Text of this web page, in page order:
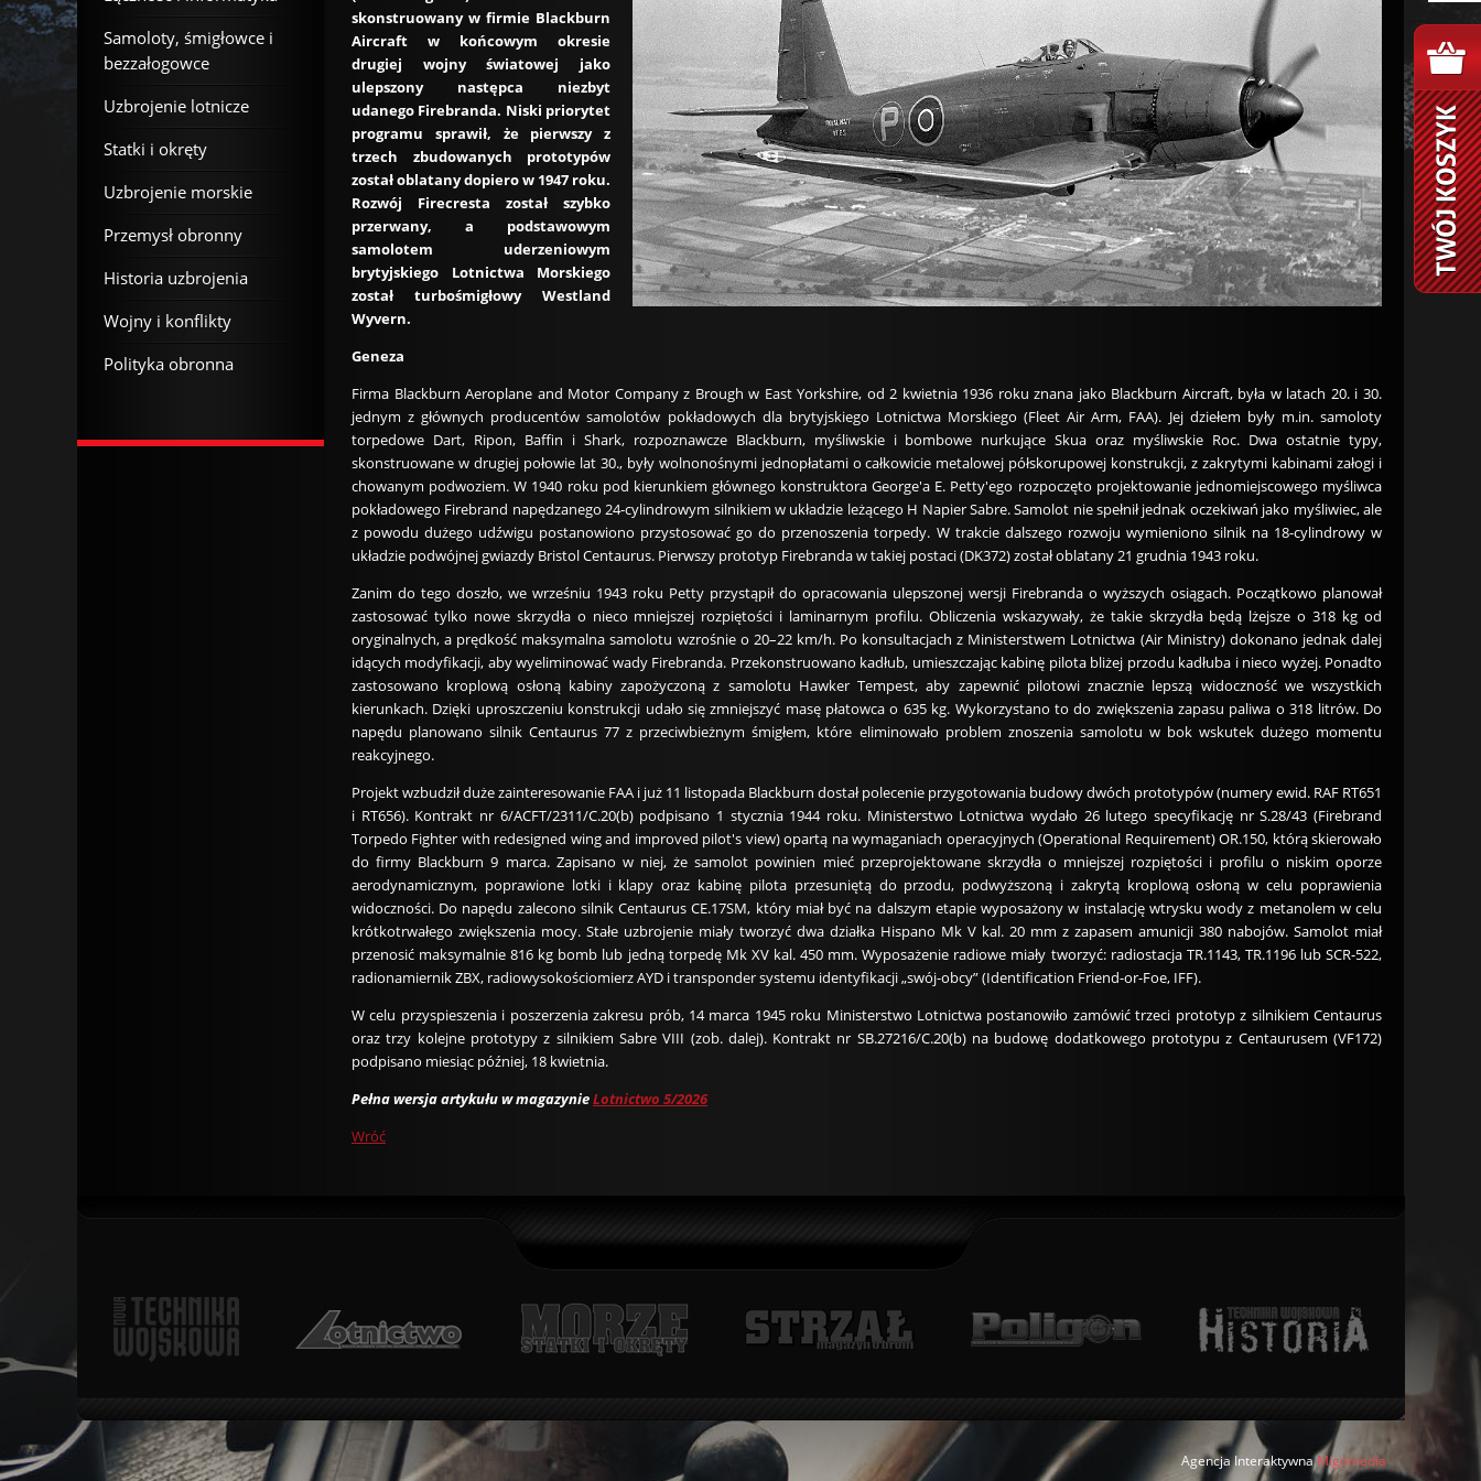
skonstruowany w firmie Blackburn
Aircraft w końcowym okresie
drugiej wojny światowej jako
ulepszony następca niezbyt
udanego Firebranda. Niski priorytet
programu sprawił, że pierwszy z
trzech zbudowanych prototypów
został oblatany dopiero w 1947 roku.
Rozwój Firecresta został szybko
przerwany, a podstawowym
samolotem uderzeniowym
brytyjskiego Lotnictwa Morskiego
został turbośmigłowy Westland
Wyvern.
Geneza
Firma Blackburn Aeroplane and Motor Company z Brough w East Yorkshire, od 2 kwietnia 1936 roku znana jako Blackburn Aircraft, była w latach 20. i 30.
jednym z głównych producentów samolotów pokładowych dla brytyjskiego Lotnictwa Morskiego (Fleet Air Arm, FAA). Jej dziełem były m.in. samoloty
torpedowe Dart, Ripon, Baffin i Shark, rozpoznawcze Blackburn, myśliwskie i bombowe nurkujące Skua oraz myśliwskie Roc. Dwa ostatnie typy,
skonstruowane w drugiej połowie lat 30., były wolnonośnymi jednopłatami o całkowicie metalowej półskorupowej konstrukcji, z zakrytymi kabinami załogi i
chowanym podwoziem. W 1940 roku pod kierunkiem głównego konstruktora George'a E. Petty'ego rozpoczęto projektowanie jednomiejscowego myśliwca
pokładowego Firebrand napędzanego 24-cylindrowym silnikiem w układzie leżącego H Napier Sabre. Samolot nie spełnił jednak oczekiwań jako myśliwiec, ale
z powodu dużego udźwigu postanowiono przystosować go do przenoszenia torpedy. W trakcie dalszego rozwoju wymieniono silnik na 18-cylindrowy w
układzie podwójnej gwiazdy Bristol Centaurus. Pierwszy prototyp Firebranda w takiej postaci (DK372) został oblatany 21 grudnia 1943 roku.
Zanim do tego doszło, we wrześniu 1943 roku Petty przystąpił do opracowania ulepszonej wersji Firebranda o wyższych osiągach. Początkowo planował
zastosować tylko nowe skrzydła o nieco mniejszej rozpiętości i laminarnym profilu. Obliczenia wskazywały, że takie skrzydła będą lżejsze o 318 kg od
oryginalnych, a prędkość maksymalna samolotu wzrośnie o 20–22 km/h. Po konsultacjach z Ministerstwem Lotnictwa (Air Ministry) dokonano jednak dalej
idących modyfikacji, aby wyeliminować wady Firebranda. Przekonstruowano kadłub, umieszczając kabinę pilota bliżej przodu kadłuba i nieco wyżej. Ponadto
zastosowano kroplową osłoną kabiny zapożyczoną z samolotu Hawker Tempest, aby zapewnić pilotowi znacznie lepszą widoczność we wszystkich
kierunkach. Dzięki uproszczeniu konstrukcji udało się zmniejszyć masę płatowca o 635 kg. Wykorzystano to do zwiększenia zapasu paliwa o 318 litrów. Do
napędu planowano silnik Centaurus 77 z przeciwbieżnym śmigłem, które eliminowało problem znoszenia samolotu w bok wskutek dużego momentu
reakcyjnego.
Projekt wzbudził duże zainteresowanie FAA i już 11 listopada Blackburn dostał polecenie przygotowania budowy dwóch prototypów (numery ewid. RAF RT651
i RT656). Kontrakt nr 6/ACFT/2311/C.20(b) podpisano 1 stycznia 1944 roku. Ministerstwo Lotnictwa wydało 26 lutego specyfikację nr S.28/43 (Firebrand
Torpedo Fighter with redesigned wing and improved pilot's view) opartą na wymaganiach operacyjnych (Operational Requirement) OR.150, którą skierowało
do firmy Blackburn 9 marca. Zapisano w niej, że samolot powinien mieć przeprojektowane skrzydła o mniejszej rozpiętości i profilu o niskim oporze
aerodynamicznym, poprawione lotki i klapy oraz kabinę pilota przesuniętą do przodu, podwyższoną i zakrytą kroplową osłoną w celu poprawienia
widoczności. Do napędu zalecono silnik Centaurus CE.17SM, który miał być na dalszym etapie wyposażony w instalację wtrysku wody z metanolem w celu
krótkotrwałego zwiększenia mocy. Stałe uzbrojenie miały tworzyć dwa działka Hispano Mk V kal. 20 mm z zapasem amunicji 380 nabojów. Samolot miał
przenosić maksymalnie 816 kg bomb lub jedną torpedę Mk XV kal. 450 mm. Wyposażenie radiowe miały tworzyć: radiostacja TR.1143, TR.1196 lub SCR-522,
radionamiernik ZBX, radiowysokościomierz AYD i transponder systemu identyfikacji „swój-obcy” (Identification Friend-or-Foe, IFF).
W celu przyspieszenia i poszerzenia zakresu prób, 14 marca 1945 roku Ministerstwo Lotnictwa postanowiło zamówić trzeci prototyp z silnikiem Centaurus
oraz trzy kolejne prototypy z silnikiem Sabre VIII (zob. dalej). Kontrakt nr SB.27216/C.20(b) na budowę dodatkowego prototypu z Centaurusem (VF172)
podpisano miesiąc później, 18 kwietnia.
Pełna wersja artykułu w magazynieLotnictwo 5/2026
Wróć
Samoloty, śmigłowce i
bezzałogowce
Uzbrojenie lotnicze
Statki i okręty
Uzbrojenie morskie
Przemysł obronny
Historia uzbrojenia
Wojny i konflikty
Polityka obronna
Agencja InteraktywnaMigomedia